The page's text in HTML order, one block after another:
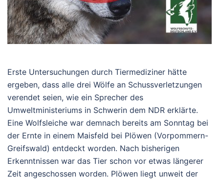
Erste Untersuchungen durch Tiermediziner hätte
ergeben, dass alle drei Wölfe an Schussverletzungen
verendet seien, wie ein Sprecher des
Umweltministeriums in Schwerin dem NDR erklärte.
Eine Wolfsleiche war demnach bereits am Sonntag bei
der Ernte in einem Maisfeld bei Plöwen (Vorpommern-
Greifswald) entdeckt worden. Nach bisherigen
Erkenntnissen war das Tier schon vor etwas längerer
Zeit angeschossen worden. Plöwen liegt unweit der